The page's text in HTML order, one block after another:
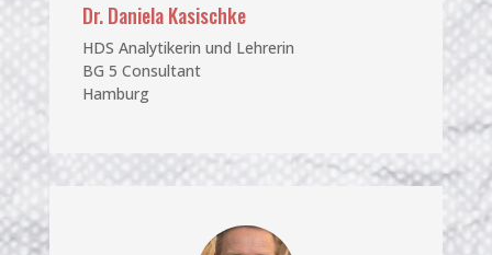
Dr. Daniela Kasischke
HDS Analytikerin und Lehrerin
BG 5 Consultant
Hamburg